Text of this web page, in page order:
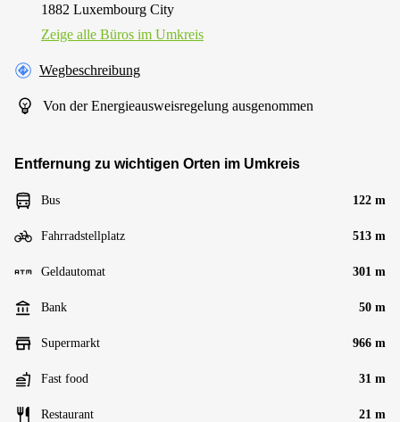
1882 Luxembourg City
Zeige alle Büros im Umkreis
Wegbeschreibung
Von der Energieausweisregelung ausgenommen
Entfernung zu wichtigen Orten im Umkreis
Bus 122 m
Fahrradstellplatz 513 m
Geldautomat 301 m
Bank 50 m
Supermarkt 966 m
Fast food 31 m
Restaurant 21 m